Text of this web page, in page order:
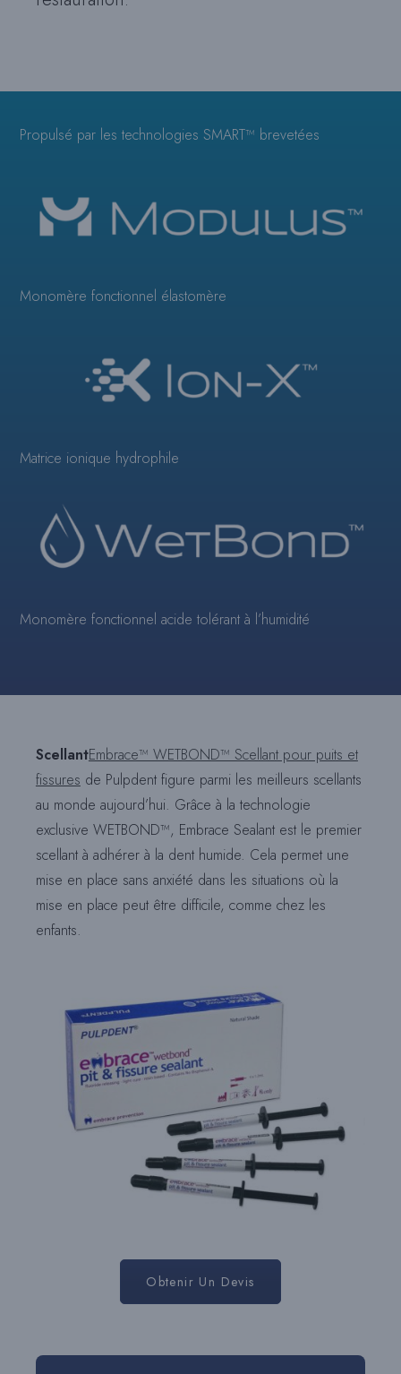
Propulsé par les technologies SMART™ brevetées
Monomère fonctionnel élastomère
Matrice ionique hydrophile
Monomère fonctionnel acide tolérant à l’humidité
ScellantEmbrace™ WETBOND™ Scellant pour puits et
fissures de Pulpdent figure parmi les meilleurs scellants
au monde aujourd’hui. Grâce à la technologie
exclusive WETBOND™, Embrace Sealant est le premier
scellant à adhérer à la dent humide. Cela permet une
mise en place sans anxiété dans les situations où la
mise en place peut être difficile, comme chez les
enfants.
Obtenir Un Devis